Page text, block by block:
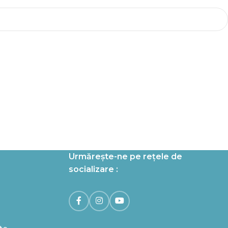
Urmărește-ne pe rețele de
socializare :